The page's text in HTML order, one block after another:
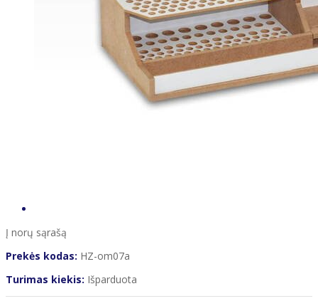
Į norų sąrašą
Prekės kodas: HZ-om07a
Turimas kiekis: Išparduota